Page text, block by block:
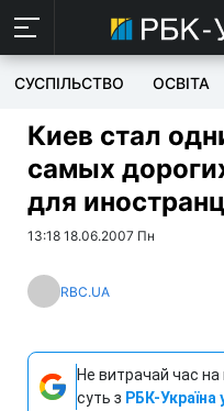
СУСПІЛЬСТВО ОСВІТА
Киев стал
самых
для
13:18 18.06.2007 Пн
RBC.UA
Не витрачай час
суть з РБК-Україна